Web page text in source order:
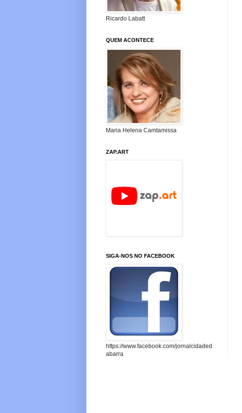
Ricardo Labatt
QUEM ACONTECE
Maria Helena Camtamissa
ZAP.ART
SIGA-NOS NO FACEBOOK
https://www.facebook.com/jornalcidaded
abarra